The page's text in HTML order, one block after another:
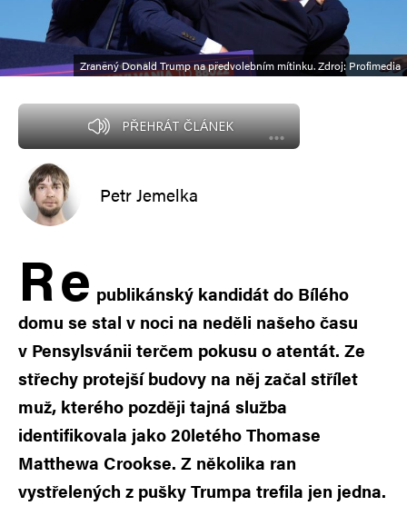
Zraněný Donald Trump na předvolebním mítinku. Zdroj: Profimedia
PŘEHRÁT ČLÁNEK
Petr Jemelka
Re publikánský kandidát do Bílého
domu se stal v noci na neděli našeho času
v Pensylsvánii terčem pokusu o atentát. Ze
střechy protejší budovy na něj začal střílet
muž, kterého později tajná služba
identifikovala jako 20letého Thomase
Matthewa Crookse. Z několika ran
vystřelených z pušky Trumpa trefila jen jedna.